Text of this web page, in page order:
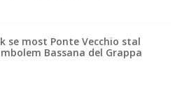
se most Ponte Vecchio stal
Bassana del Grappa